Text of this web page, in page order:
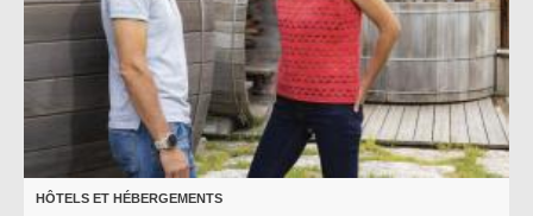
HÔTELS ET HÉBERGEMENTS